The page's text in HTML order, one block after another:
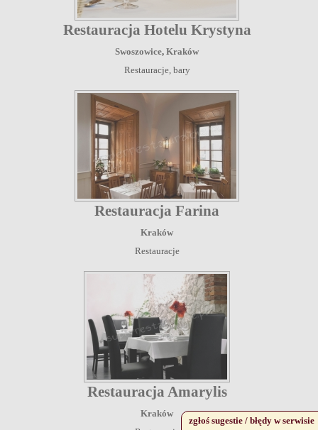
Restauracja Hotelu Krystyna
Swoszowice, Kraków
Restauracje, bary
Restauracja Farina
Kraków
Restauracje
Restauracja Amarylis
Kraków
zgłoś sugestie / błędy w serwisie